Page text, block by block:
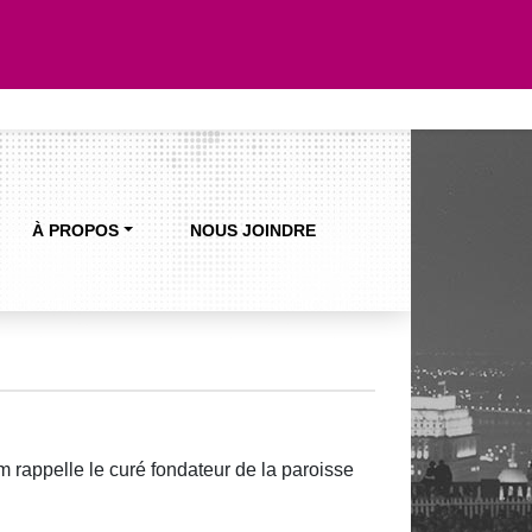
À PROPOS NOUS JOINDRE
rappelle le curé fondateur de la paroisse